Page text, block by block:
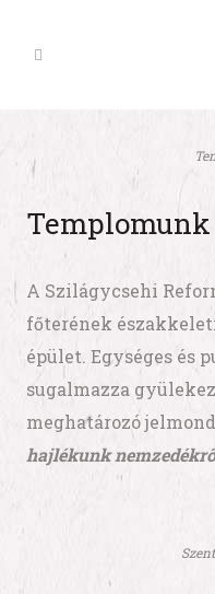
A Szilágycsehi
főterének
épület. Egységes és
sugalmazza
meghatározó
hajlékunk